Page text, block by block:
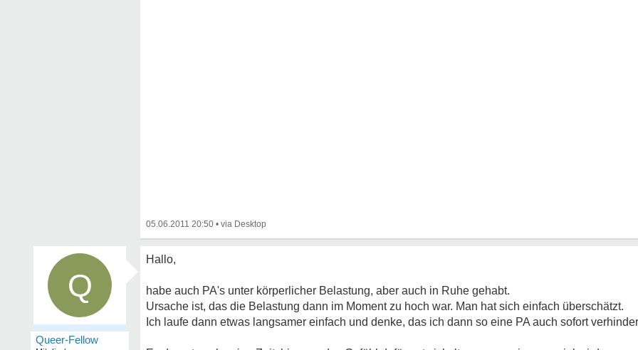
05.06.2011 20:50 •
Q
Queer-Fellow
Hallo,
habe auch PA's unter körperlicher Belastung, aber auch in Ruhe gehabt.
Ursache ist, das die Belastung dann im Moment zu hoch war. Man hat sich einfach überschätzt.
Ich laufe dann etwas langsamer einfach und denke, das ich dann so eine PA auch sofort